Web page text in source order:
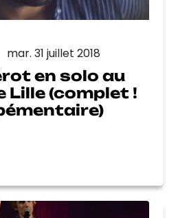
mar. 31 juillet 2018
en solo au
Lille (complet !